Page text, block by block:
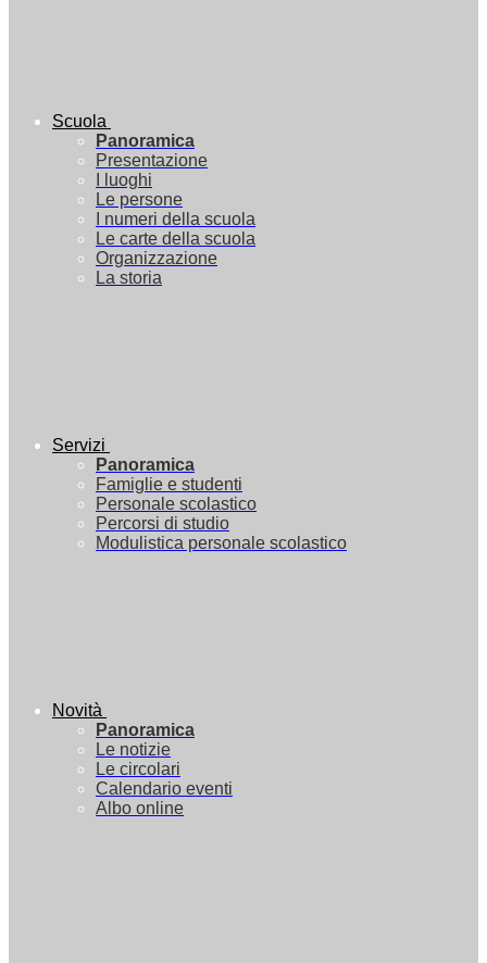
Scuola
Panoramica
Presentazione
I luoghi
Le persone
I numeri della scuola
Le carte della scuola
Organizzazione
La storia
Servizi
Panoramica
Famiglie e studenti
Personale scolastico
Percorsi di studio
Modulistica personale scolastico
Novità
Panoramica
Le notizie
Le circolari
Calendario eventi
Albo online